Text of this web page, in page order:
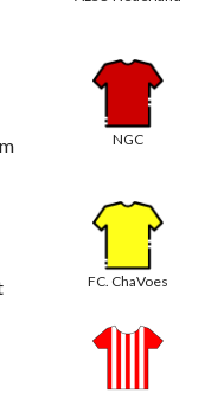
NGC
FC. ChaVoes